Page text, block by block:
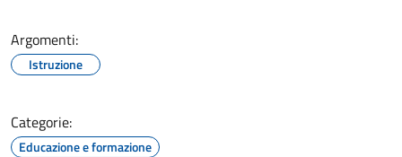
Argomenti:
Istruzione
Categorie:
Educazione e formazione